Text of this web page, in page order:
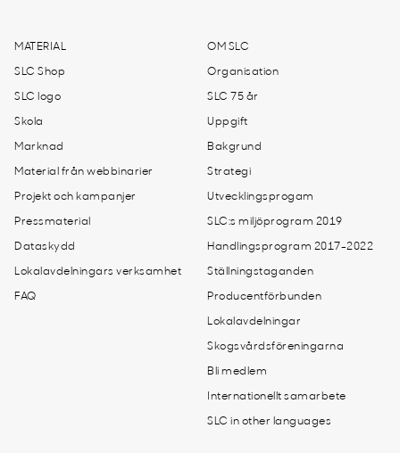
MATERIAL
SLC Shop
SLC logo
Skola
Marknad
Material från webbinarier
Projekt och kampanjer
Pressmaterial
Dataskydd
Lokalavdelningars verksamhet
FAQ
OM SLC
Organisation
SLC 75 år
Uppgift
Bakgrund
Strategi
Utvecklingsprogam
SLC:s miljöprogram 2019
Handlingsprogram 2017-2022
Ställningstaganden
Producentförbunden
Lokalavdelningar
Skogsvårdsföreningarna
Bli medlem
Internationellt samarbete
SLC in other languages